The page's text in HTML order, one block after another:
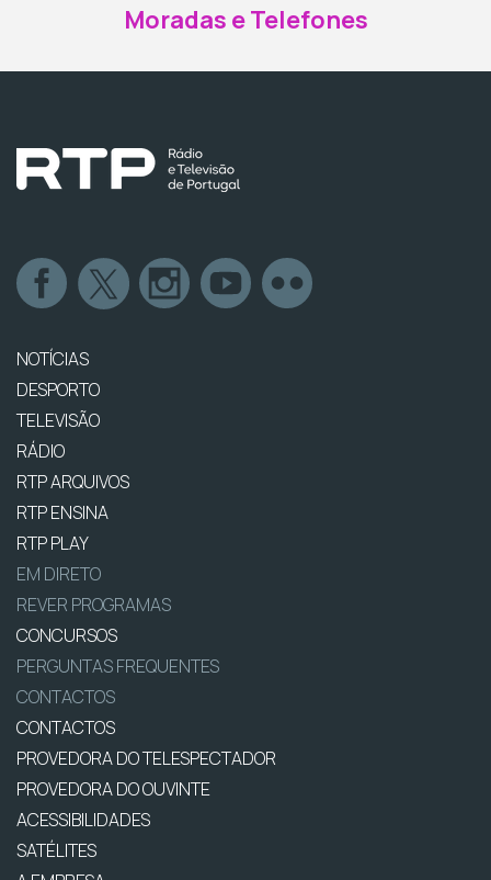
Moradas e Telefones
NOTÍCIAS
DESPORTO
TELEVISÃO
RÁDIO
RTP ARQUIVOS
RTP ENSINA
RTP PLAY
EM DIRETO
REVER PROGRAMAS
CONCURSOS
PERGUNTAS FREQUENTES
CONTACTOS
CONTACTOS
PROVEDORA DO TELESPECTADOR
PROVEDORA DO OUVINTE
ACESSIBILIDADES
SATÉLITES